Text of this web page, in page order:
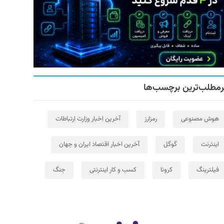
برچسب‌ها
هوش مصنوعی رمزارز آخرین اخبار وزارت ارتباطات
اینترنت گوگل آخرین اخبار اقتصاد ایران و جهان
فیلترینگ کرونا کسب و کار اینترنتی جنگ